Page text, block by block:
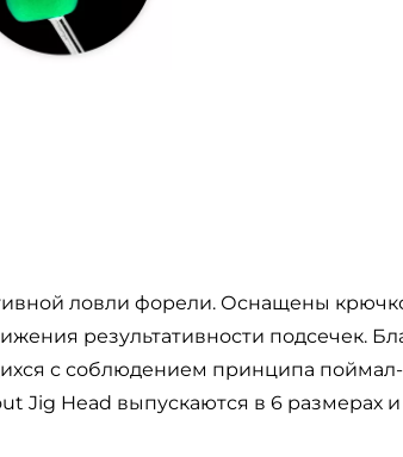
ловли форели. Оснащены
результативности подсечек.
с соблюдением принципа поймал-
Jig Head выпускаются в 6 размерах